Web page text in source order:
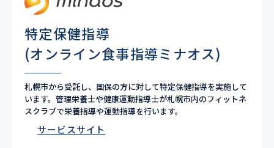
特定保健指導
(オンライン食事指導ミナオス)
札幌市から受託し、国保の方に対して特定保健指導を実施して
います。管理栄養士や健康運動指導士が札幌市内のフィットネ
スクラブで栄養指導や運動指導を行います。
サービスサイト